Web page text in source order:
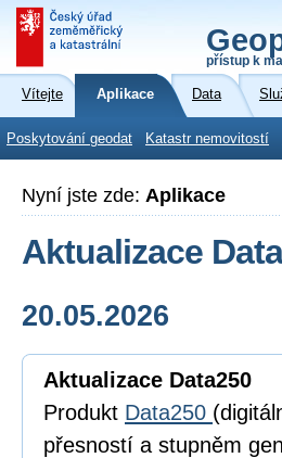
přístup k
Vítejte Aplikace Data
Poskytování geodat Katastr nemovitostí
Nyní jste zde: Aplikace
Aktualizace
20.05.2026
Aktualizace Data250
Produkt Data250
přesností a stupněm